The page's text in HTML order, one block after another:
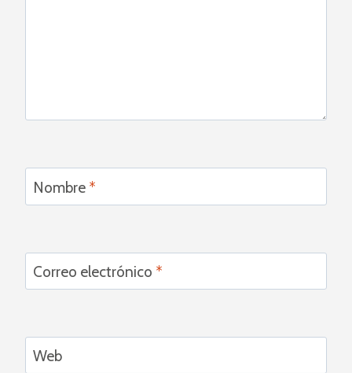
Nombre *
Correo electrónico *
Web